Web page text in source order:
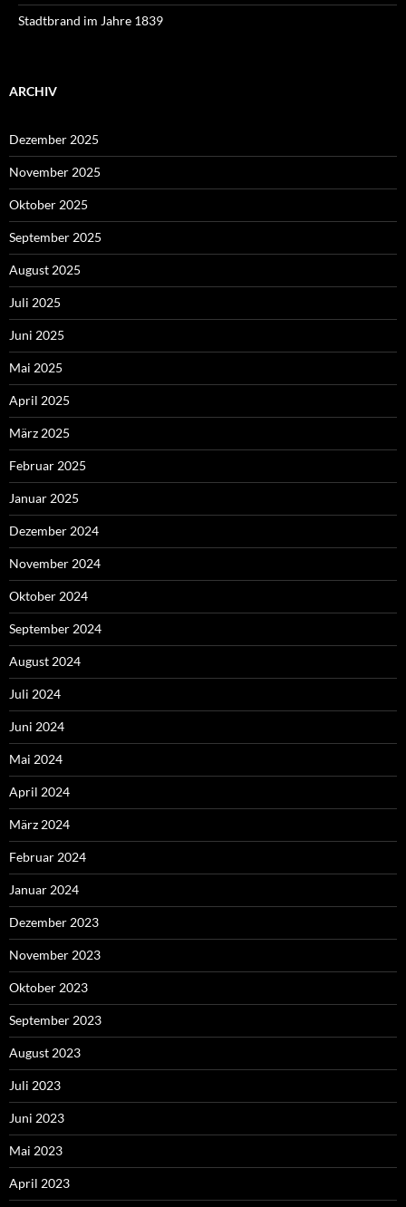
Stadtbrand im Jahre 1839
ARCHIV
Dezember 2025
November 2025
Oktober 2025
September 2025
August 2025
Juli 2025
Juni 2025
Mai 2025
April 2025
März 2025
Februar 2025
Januar 2025
Dezember 2024
November 2024
Oktober 2024
September 2024
August 2024
Juli 2024
Juni 2024
Mai 2024
April 2024
März 2024
Februar 2024
Januar 2024
Dezember 2023
November 2023
Oktober 2023
September 2023
August 2023
Juli 2023
Juni 2023
Mai 2023
April 2023